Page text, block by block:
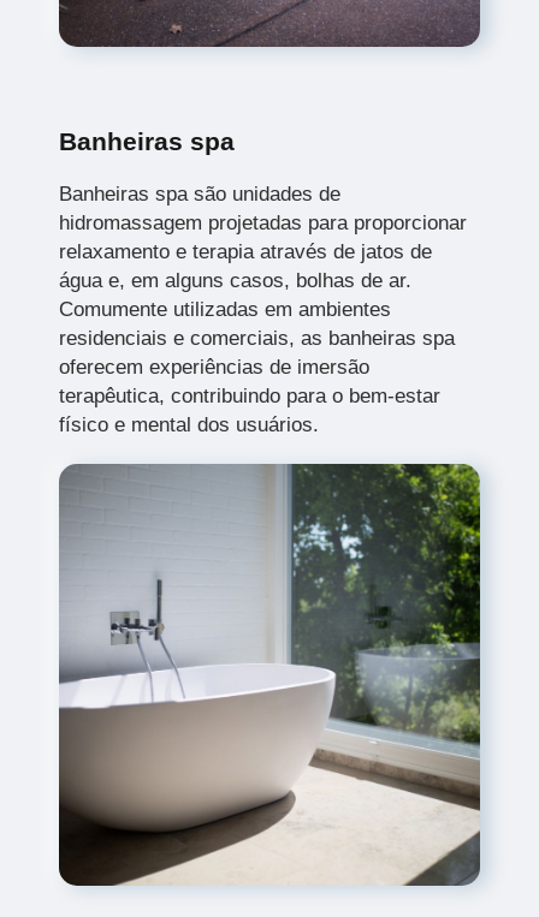
Banheiras spa
Banheiras spa são unidades de
hidromassagem projetadas para proporcionar
relaxamento e terapia através de jatos de
água e, em alguns casos, bolhas de ar.
Comumente utilizadas em ambientes
residenciais e comerciais, as banheiras spa
oferecem experiências de imersão
terapêutica, contribuindo para o bem-estar
físico e mental dos usuários.